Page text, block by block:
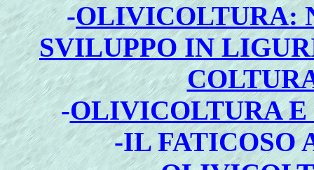
-OLIVICOLTURA:
SVILUPPO IN
-OLIVICOLTURA
-IL FATICOSO